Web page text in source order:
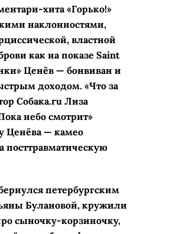
хита «Горько!»
наклонностями,
властной
как на показе Saint
Ценёв — бонвиван и
доходом. «Что за
Собака.ru Лиза
небо смотрит»
Ценёва — камео
посттравматическую
петербургским
Булановой, кружили
сыночку-­корзиночку,